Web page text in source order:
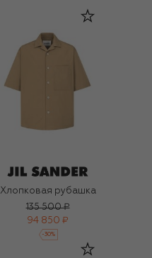
Хлопковая рубашка
135 500 ₽
94 850 ₽
-30%